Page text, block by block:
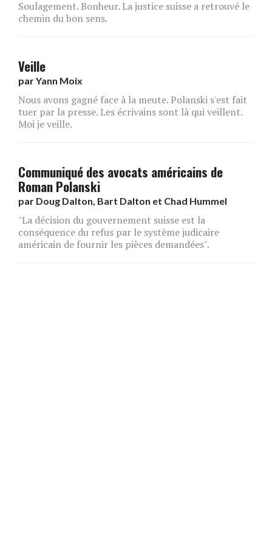
Soulagement. Bonheur. La justice suisse a retrouvé le
chemin du bon sens.
Veille
parYann Moix
Nous avons gagné face à la meute. Polanski s'est fait
tuer par la presse. Les écrivains sont là qui veillent.
Moi je veille.
Communiqué des avocats américains de
Roman Polanski
par Doug Dalton, Bart Dalton et Chad Hummel
"La décision du gouvernement suisse est la
conséquence du refus par le système judicaire
américain de fournir les pièces demandées".